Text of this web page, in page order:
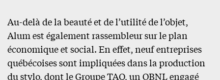
Au-delà de la beauté et de l’utilité de l’objet,
Alum est également rassembleur sur le plan
économique et social. En effet, neuf entreprises
québécoises sont impliquées dans la production
du stylo, dont le Groupe TAQ, un OBNL engagé